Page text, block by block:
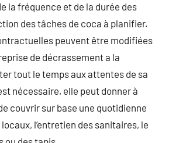
la fréquence et de la durée des
des tâches de coca à planifier.
peuvent être modifiées
de décrassement a la
tout le temps aux attentes de sa
nécessaire, elle peut donner à
couvrir sur base une quotidienne
l’entretien des sanitaires, le